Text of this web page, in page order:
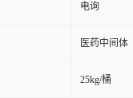
电询
医药中间体
25kg/桶